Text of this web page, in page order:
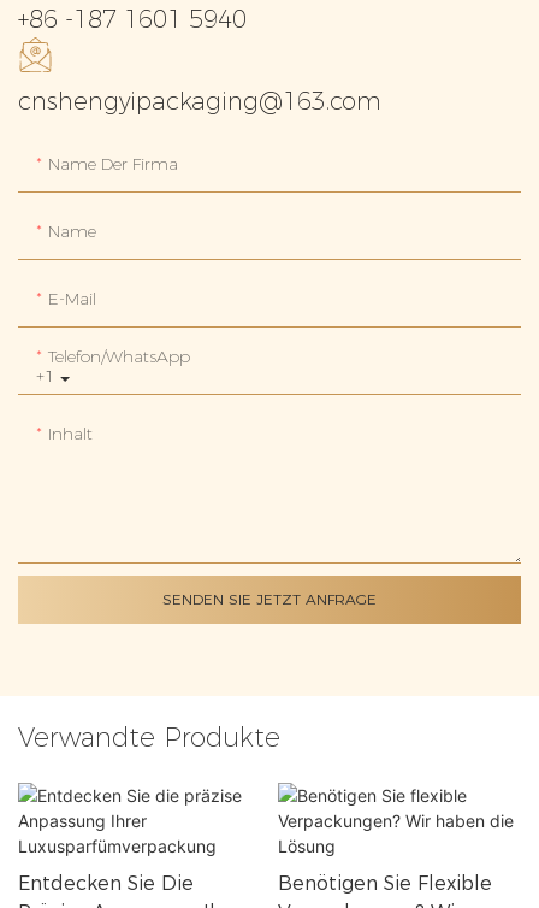
+86 -187 1601 5940
cnshengyipackaging@163.com
Name Der Firma
Name
E-Mail
+1
Telefon/WhatsApp
Inhalt
SENDEN SIE JETZT ANFRAGE
Verwandte Produkte
Entdecken Sie Die
Benötigen Sie Flexible